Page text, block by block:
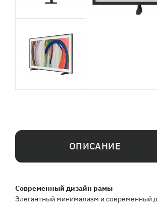
ОПИСАНИЕ
Современный дизайн рамы
Элегантный минимализм и современный